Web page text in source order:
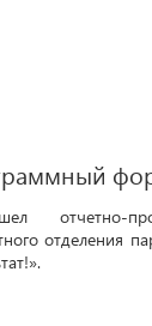
отчетно-
отделения